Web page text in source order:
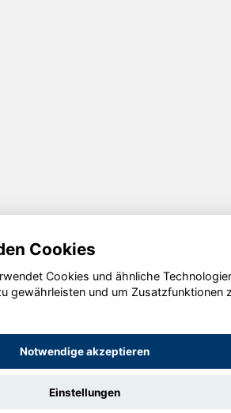
Cookies
Cookies und ähnliche
gewährleisten und um Zusatzfunktionen
Notwendige akzeptieren
Einstellungen